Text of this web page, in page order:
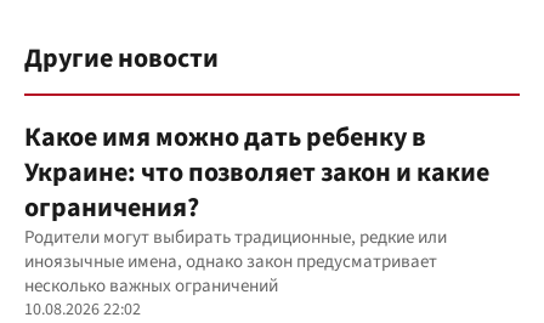
Другие новости
Какое имя можно дать ребенку в
Украине: что позволяет закон и какие
ограничения?
Родители могут выбирать традиционные, редкие или
иноязычные имена, однако закон предусматривает
несколько важных ограничений
10.08.2026 22:02